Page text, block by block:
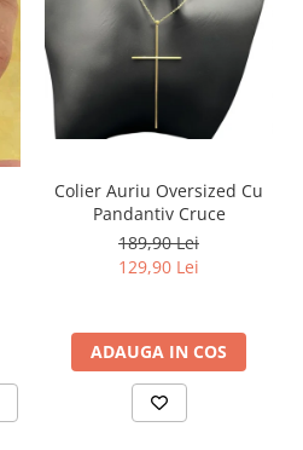
Colier Auriu Oversized Cu
Pandantiv Cruce
189,90 Lei
129,90 Lei
ADAUGA IN COS